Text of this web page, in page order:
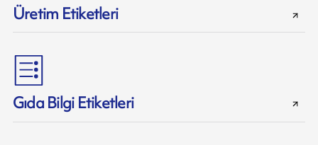
Üretim Etiketleri
Gıda Bilgi Etiketleri